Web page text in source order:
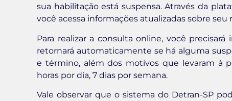
sua habilitação está suspensa. Através da
você acessa informações atualizadas sobre
Para realizar a consulta online, você
retornará automaticamente se há alguma
e término, além dos motivos que levaram à
horas por dia, 7 dias por semana.
Vale observar que o sistema do Detran-SP